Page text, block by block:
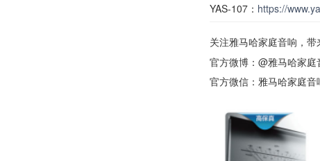
YAS-107： https://
关注雅马哈家庭音响，
官方微博：@雅马哈家庭
官方微信：雅马哈家庭